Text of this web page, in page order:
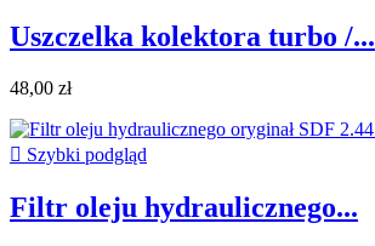
Uszczelka kolektora turbo /...
48,00 zł
 Szybki podgląd
Filtr oleju hydraulicznego...